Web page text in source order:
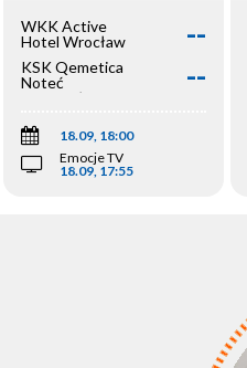
WKK Active
Hotel Wrocław
--
KSK Qemetica
Noteć
Inowrocław
--
18.09, 18:00
Emocje TV
18.09, 17:55